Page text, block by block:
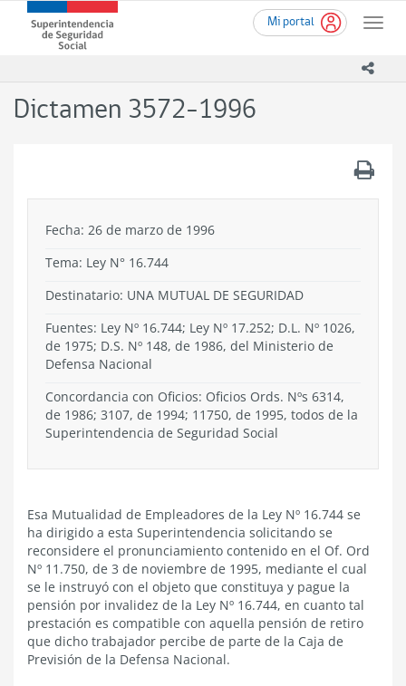
contenido
Mi portal
Toggle
Superintendencia
de
-
Dictamen 3572-1996
Fecha: 26 de marzo de 1996
Tema: Ley N° 16.744
Destinatario: UNA MUTUAL DE SEGURIDAD
Fuentes: Ley Nº 16.744; Ley Nº 17.252; D.L. Nº 1026,
de 1975; D.S. Nº 148, de 1986, del Ministerio de
Defensa Nacional
Concordancia con Oficios: Oficios Ords. Nºs 6314,
de 1986; 3107, de 1994; 11750, de 1995, todos de la
Superintendencia de Seguridad Social
Esa Mutualidad de Empleadores de la Ley Nº 16.744 se
ha dirigido a esta Superintendencia solicitando se
reconsidere el pronunciamiento contenido en el Of. Ord
Nº 11.750, de 3 de noviembre de 1995, mediante el cual
se le instruyó con el objeto que constituya y pague la
pensión por invalidez de la Ley Nº 16.744, en cuanto tal
prestación es compatible con aquella pensión de retiro
que dicho trabajador percibe de parte de la Caja de
Previsión de la Defensa Nacional.